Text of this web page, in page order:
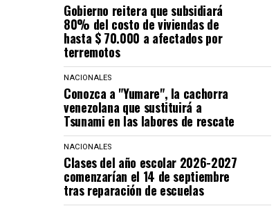
Gobierno reitera que subsidiará
80% del costo de viviendas de
hasta $ 70.000 a afectados por
terremotos
NACIONALES
Conozca a "Yumare", la cachorra
venezolana que sustituirá a
Tsunami en las labores de rescate
NACIONALES
Clases del año escolar 2026-2027
comenzarían el 14 de septiembre
tras reparación de escuelas